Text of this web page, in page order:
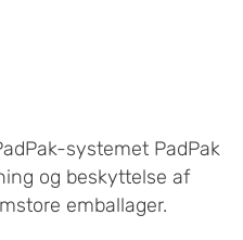
systemet PadPak
og beskyttelse af
emballager.